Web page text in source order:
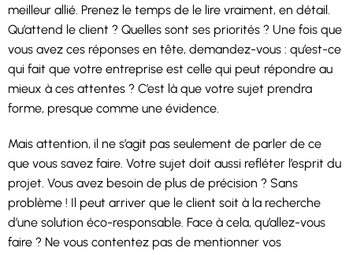
meilleur allié. Prenez le temps de le lire vraiment, en détail.
Qu’attend le client ? Quelles sont ses priorités ? Une fois que
vous avez ces réponses en tête, demandez-vous : qu’est-ce
qui fait que votre entreprise est celle qui peut répondre au
mieux à ces attentes ? C’est là que votre sujet prendra
forme, presque comme une évidence.
Mais attention, il ne s’agit pas seulement de parler de ce
que vous savez faire. Votre sujet doit aussi refléter l’esprit du
projet. Vous avez besoin de plus de précision ? Sans
problème ! Il peut arriver que le client soit à la recherche
d’une solution éco-responsable. Face à cela, qu’allez-vous
faire ? Ne vous contentez pas de mentionner vos